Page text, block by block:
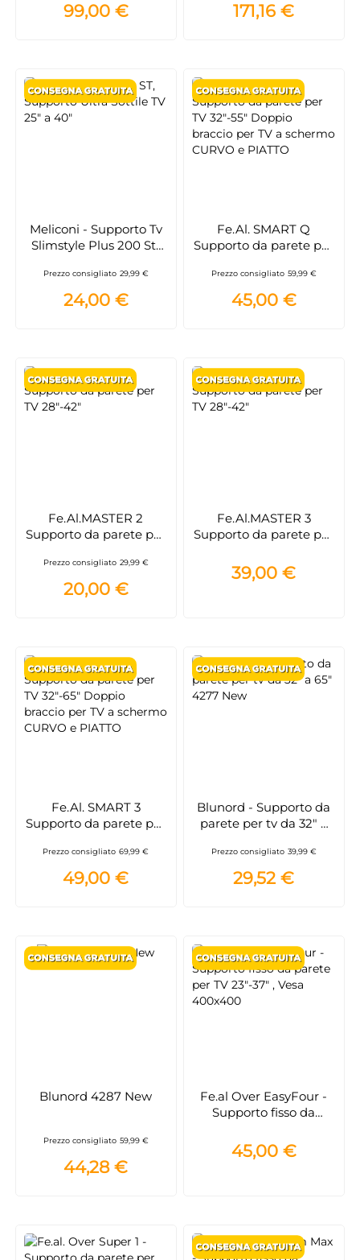
99,00 € 171,16 €
Meliconi - Supporto Tv
Slimstyle Plus 200 St-
Prezzo consigliato 29,99 €
24,00 €
Fe.Al. SMART Q
Supporto da parete per
braccio per TV a
schermo CURVO e
PIATTO
Prezzo consigliato 59,99 €
45,00 €
Fe.Al.MASTER 2
Supporto da parete per
Prezzo consigliato 29,99 €
20,00 €
Fe.Al.MASTER 3
Supporto da parete per
39,00 €
Fe.Al. SMART 3
Supporto da parete per
braccio per TV a
schermo CURVO e
PIATTO
Prezzo consigliato 69,99 €
49,00 €
Blunord - Supporto da
parete per tv da 32" a
Prezzo consigliato 39,99 €
29,52 €
Blunord 4287 New
Prezzo consigliato 59,99 €
44,28 €
Fe.al Over EasyFour -
Supporto fisso da
Vesa 400x400
45,00 €